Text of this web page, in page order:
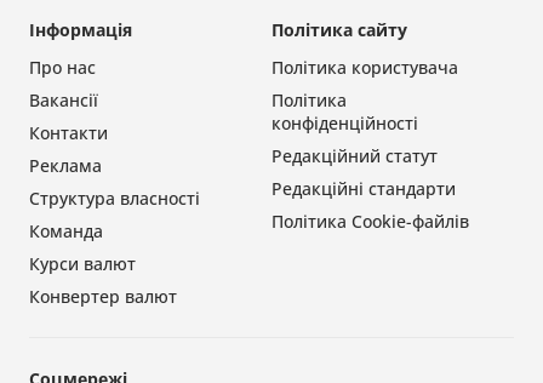
Політика сайту
Політика користувача
Політика
конфіденційності
Редакційний статут
Редакційні стандарти
Політика Cookie-файлів
Інформація
Про нас
Вакансії
Контакти
Реклама
Структура власності
Команда
Курси валют
Конвертер валют